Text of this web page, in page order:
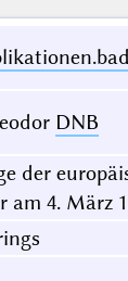
DNB
der
am 4. März